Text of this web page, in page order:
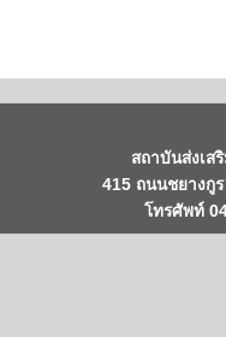
สถาบันส่งเส
415 ถนนชยางกู
โทรศัพท์